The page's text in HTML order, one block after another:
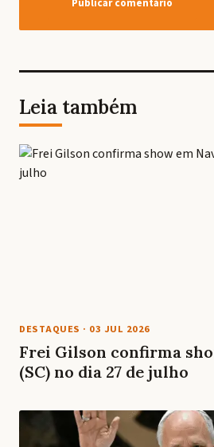
Leia também
DESTAQUES · 03 JUL 2026
Frei Gilson confirma
(SC) no dia 27 de julho